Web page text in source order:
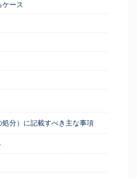
ケース
分）に記載すべき主な事項